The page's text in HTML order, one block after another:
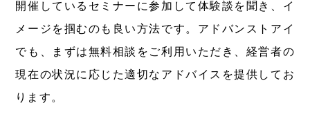
開催しているセミナーに参加して体験談を聞き、イ
メージを掴むのも良い方法です。アドバンストアイ
でも、まずは無料相談をご利用いただき、経営者の
現在の状況に応じた適切なアドバイスを提供してお
ります。